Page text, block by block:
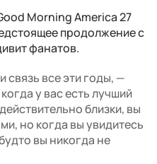
Morning America 27
продолжение с
фанатов.
все эти годы, —
у вас есть лучший
близки, вы
но когда вы увидитесь
вы никогда не